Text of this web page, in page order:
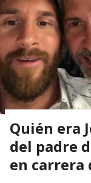
Quién era
del padre
en carrera